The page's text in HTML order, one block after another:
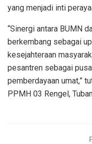
yang menjadi inti
“Sinergi antara BUMN
berkembang sebagai
kesejahteraan
pesantren sebagai
pemberdayaan umat,”
PPMH 03 Rengel,